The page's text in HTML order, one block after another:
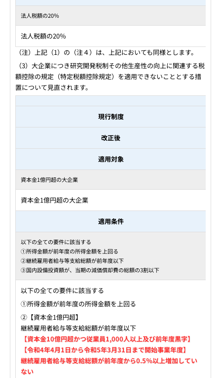
法人税額の20％
法人税額の20％
（注）上記（1）の（注４）は、上記においても同様とします。
（3）大企業につき研究開発税制その他生産性の向上に関連する税
額控除の規定（特定税額控除規定）を適用できないこととする措
置について見直されます。
現行制度
改正後
適用対象
資本金1億円超の大企業
資本金1億円超の大企業
適用条件
以下の全ての要件に該当する
①所得金額が前年度の所得金額を上回る
②継続雇用者給与等支給総額が前年度以下
③国内設備投資額が、当期の減価償却費の総額の3割以下
以下の全ての要件に該当する
①所得金額が前年度の所得金額を上回る
②【資本金1億円超】
継続雇用者給与等支給総額が前年度以下
【資本金10億円超かつ従業員1,000人以上及び前年度黒字】
【令和4年4月1日から令和5年3月31日まで開始事業年度】
継続雇用者給与等支給総額が前年度から0.5％以上増加してい
ない